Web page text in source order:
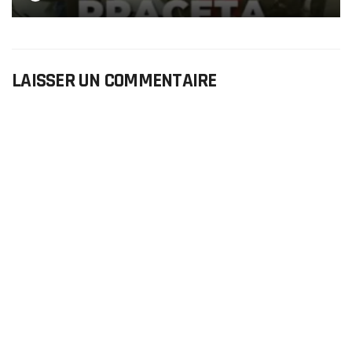
LAISSER UN COMMENTAIRE